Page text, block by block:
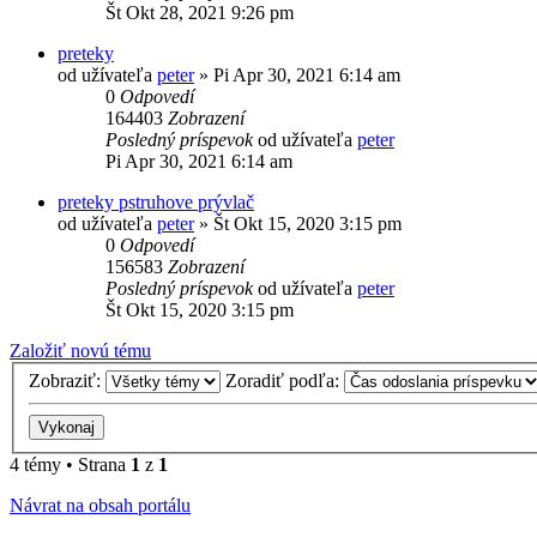
Št Okt 28, 2021 9:26 pm
preteky
od užívateľa peter» Pi Apr 30, 2021 6:14 am
0 Odpovedí
164403 Zobrazení
Posledný príspevokod užívateľa peter
Pi Apr 30, 2021 6:14 am
preteky pstruhove prývlač
od užívateľa peter» Št Okt 15, 2020 3:15 pm
0 Odpovedí
156583 Zobrazení
Posledný príspevokod užívateľa peter
Št Okt 15, 2020 3:15 pm
Založiť novú tému
Zobraziť:
Zoradiť podľa:
4 témy • Strana 1 z 1
Návrat na obsah portálu